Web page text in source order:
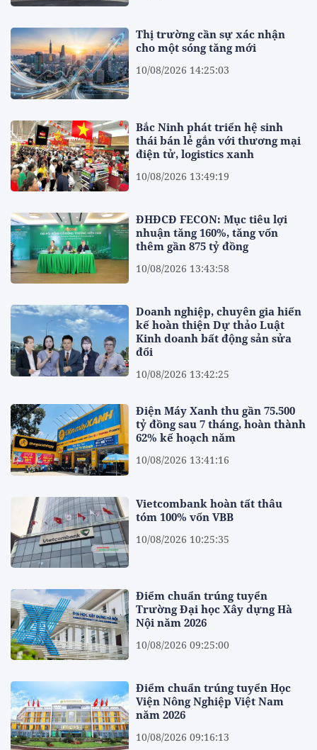
Thị trường cần sự xác nhận
cho một sóng tăng mới
10/08/2026 14:25:03
Bắc Ninh phát triển hệ sinh
thái bán lẻ gắn với thương mại
điện tử, logistics xanh
10/08/2026 13:49:19
ĐHĐCĐ FECON: Mục tiêu lợi
nhuận tăng 160%, tăng vốn
thêm gần 875 tỷ đồng
10/08/2026 13:43:58
Doanh nghiệp, chuyên gia hiến
kế hoàn thiện Dự thảo Luật
Kinh doanh bất động sản sửa
đổi
10/08/2026 13:42:25
Điện Máy Xanh thu gần 75.500
tỷ đồng sau 7 tháng, hoàn thành
62% kế hoạch năm
10/08/2026 13:41:16
Vietcombank hoàn tất thâu
tóm 100% vốn VBB
10/08/2026 10:25:35
Điểm chuẩn trúng tuyển
Trường Đại học Xây dựng Hà
Nội năm 2026
10/08/2026 09:25:00
Điểm chuẩn trúng tuyển Học
Viện Nông Nghiệp Việt Nam
năm 2026
10/08/2026 09:16:13